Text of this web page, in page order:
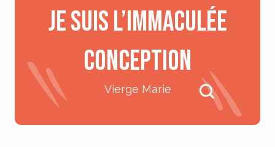
Recherche
Je suis l’Immaculée
Conception
Vierge Marie